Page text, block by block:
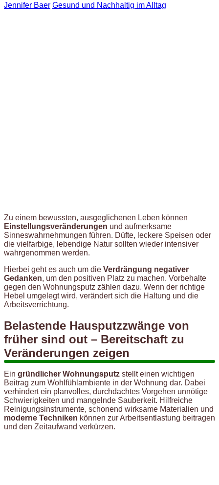
Jennifer Baer Gesund und Nachhaltig im Alltag
Zu einem bewussten, ausgeglichenen Leben können
Einstellungsveränderungen und aufmerksame
Sinneswahrnehmungen führen. Düfte, leckere Speisen oder
die vielfarbige, lebendige Natur sollten wieder intensiver
wahrgenommen werden.
Hierbei geht es auch um die Verdrängung negativer
Gedanken, um den positiven Platz zu machen. Vorbehalte
gegen den Wohnungsputz zählen dazu. Wenn der richtige
Hebel umgelegt wird, verändert sich die Haltung und die
Arbeitsverrichtung.
Belastende Hausputzzwänge von
früher sind out – Bereitschaft zu
Veränderungen zeigen
Ein gründlicher Wohnungsputz stellt einen wichtigen
Beitrag zum Wohlfühlambiente in der Wohnung dar. Dabei
verhindert ein planvolles, durchdachtes Vorgehen unnötige
Schwierigkeiten und mangelnde Sauberkeit. Hilfreiche
Reinigungsinstrumente, schonend wirksame Materialien und
moderne Techniken können zur Arbeitsentlastung beitragen
und den Zeitaufwand verkürzen.